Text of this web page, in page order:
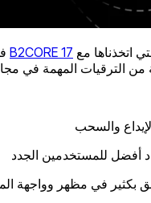
اتخذناها مع B2CORE 17
من الترقيات المهمة في
والسحب
أفضل للمستخدمين الجدد
بكثير في مظهر وواجهة